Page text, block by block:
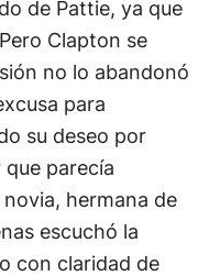
de Pattie, ya que
Clapton se
no lo abandonó
para
su deseo por
parecía
novia, hermana de
escuchó la
con claridad de